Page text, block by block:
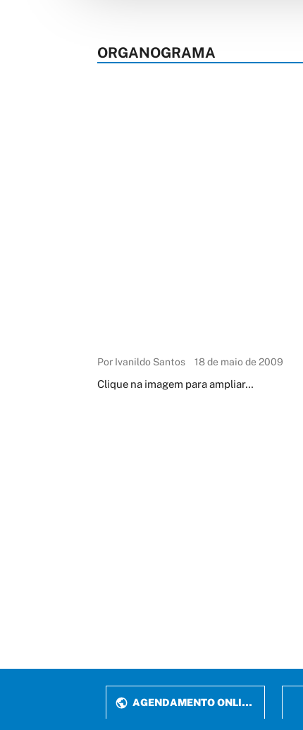
ORGANOGRAMA
Por Ivanildo Santos 18 de maio de 2009
Clique na imagem para ampliar…
AGENDAMENTO ONLINE